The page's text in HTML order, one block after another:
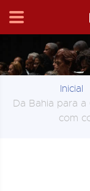
Inicial
Da Bahia para
com